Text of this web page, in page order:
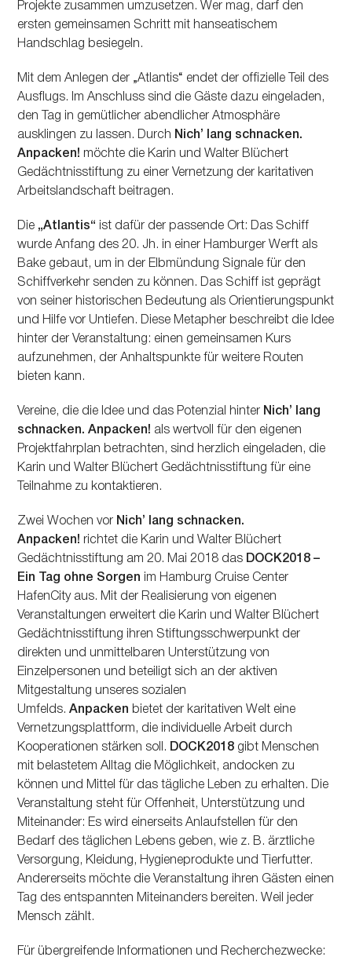
Projekte zusammen umzusetzen. Wer mag, darf den
ersten gemeinsamen Schritt mit hanseatischem
Handschlag besiegeln.
Mit dem Anlegen der „Atlantis“ endet der offizielle Teil des
Ausflugs. Im Anschluss sind die Gäste dazu eingeladen,
den Tag in gemütlicher abendlicher Atmosphäre
ausklingen zu lassen. Durch Nichʼ lang schnacken.
Anpacken! möchte die Karin und Walter Blüchert
Gedächtnisstiftung zu einer Vernetzung der karitativen
Arbeitslandschaft beitragen.
Die „Atlantis“
ist dafür der passende Ort: Das Schiff
wurde Anfang des 20. Jh. in einer Hamburger Werft als
Bake gebaut, um in der Elbmündung Signale für den
Schiffverkehr senden zu können. Das Schiff ist geprägt
von seiner historischen Bedeutung als Orientierungspunkt
und Hilfe vor Untiefen. Diese Metapher beschreibt die Idee
hinter der Veranstaltung: einen gemeinsamen Kurs
aufzunehmen, der Anhaltspunkte für weitere Routen
bieten kann.
Vereine, die die Idee und das Potenzial hinter Nichʼ lang
schnacken. Anpacken! als wertvoll für den eigenen
Projektfahrplan betrachten, sind herzlich eingeladen, die
Karin und Walter Blüchert Gedächtnisstiftung für eine
Teilnahme zu kontaktieren.
Zwei Wochen vor Nichʼ lang schnacken.
Anpacken! richtet die Karin und Walter Blüchert
Gedächtnisstiftung am 20. Mai 2018 das DOCK2018 –
Ein Tag ohne Sorgen
im Hamburg Cruise Center
HafenCity aus. Mit der Realisierung von eigenen
Veranstaltungen erweitert die Karin und Walter Blüchert
Gedächtnisstiftung ihren Stiftungsschwerpunkt der
direkten und unmittelbaren Unterstützung von
Einzelpersonen und beteiligt sich an der aktiven
Mitgestaltung unseres sozialen
Umfelds.Anpacken bietet der karitativen Welt eine
Vernetzungsplattform, die individuelle Arbeit durch
Kooperationen stärken soll. DOCK2018 gibt Menschen
mit belastetem Alltag die Möglichkeit, andocken zu
können und Mittel für das tägliche Leben zu erhalten. Die
Veranstaltung steht für Offenheit, Unterstützung und
Miteinander: Es wird einerseits Anlaufstellen für den
Bedarf des täglichen Lebens geben, wie z. B. ärztliche
Versorgung, Kleidung, Hygieneprodukte und Tierfutter.
Andererseits möchte die Veranstaltung ihren Gästen einen
Tag des entspannten Miteinanders bereiten. Weil jeder
Mensch zählt.
Für übergreifende Informationen und Recherchezwecke: